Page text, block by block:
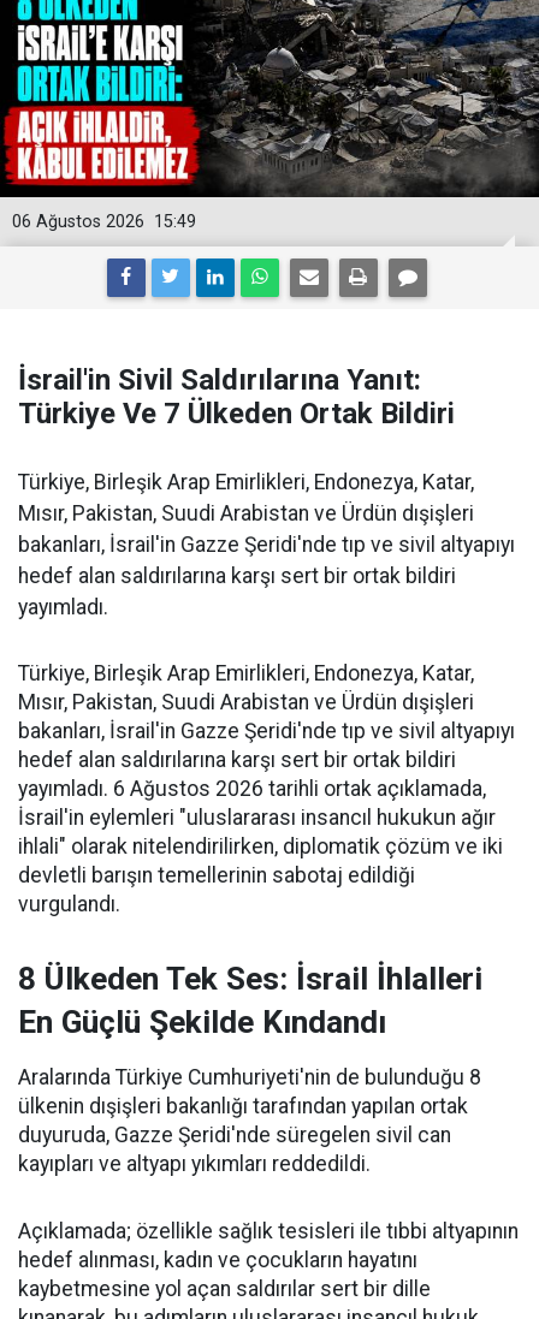
15:49
06 Ağustos 2026
İsrail'in Sivil Saldırılarına Yanıt:
Türkiye Ve 7 Ülkeden Ortak Bildiri
Türkiye, Birleşik Arap Emirlikleri, Endonezya, Katar,
Mısır, Pakistan, Suudi Arabistan ve Ürdün dışişleri
bakanları, İsrail'in Gazze Şeridi'nde tıp ve sivil altyapıyı
hedef alan saldırılarına karşı sert bir ortak bildiri
yayımladı.
Türkiye, Birleşik Arap Emirlikleri, Endonezya, Katar,
Mısır, Pakistan, Suudi Arabistan ve Ürdün dışişleri
bakanları, İsrail'in Gazze Şeridi'nde tıp ve sivil altyapıyı
hedef alan saldırılarına karşı sert bir ortak bildiri
yayımladı. 6 Ağustos 2026 tarihli ortak açıklamada,
İsrail'in eylemleri "uluslararası insancıl hukukun ağır
ihlali" olarak nitelendirilirken, diplomatik çözüm ve iki
devletli barışın temellerinin sabotaj edildiği
vurgulandı.
8 Ülkeden Tek Ses: İsrail İhlalleri
En Güçlü Şekilde Kındandı
Aralarında Türkiye Cumhuriyeti'nin de bulunduğu 8
ülkenin dışişleri bakanlığı tarafından yapılan ortak
duyuruda, Gazze Şeridi'nde süregelen sivil can
kayıpları ve altyapı yıkımları reddedildi.
Açıklamada; özellikle sağlık tesisleri ile tıbbi altyapının
hedef alınması, kadın ve çocukların hayatını
kaybetmesine yol açan saldırılar sert bir dille